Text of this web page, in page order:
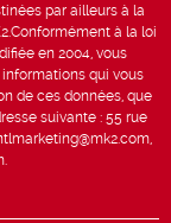
par ailleurs à la
à la loi
en 2004, vous
informations qui vous
de ces données, que
suivante : 55 rue